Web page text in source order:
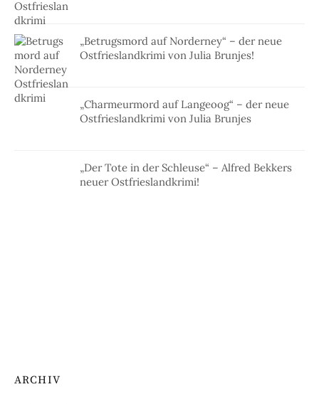
„Betrugsmord auf Norderney“ – der neue
Ostfrieslandkrimi von Julia Brunjes!
„Charmeurmord auf Langeoog“ – der neue
Ostfrieslandkrimi von Julia Brunjes
„Der Tote in der Schleuse“ – Alfred Bekkers
neuer Ostfrieslandkrimi!
ARCHIV